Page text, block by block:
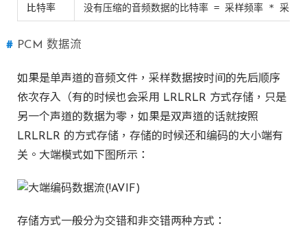
比特率 没有压缩的音频数据的比特率 = 采样频率 * 采样
PCM 数据流
如果是单声道的音频文件，采样数据按时间的先后顺序
依次存入（有的时候也会采用 LRLRLR 方式存储，只是
另一个声道的数据为零，如果是双声道的话就按照
LRLRLR 的方式存储，存储的时候还和编码的大小端有
关。大端模式如下图所示：
存储方式一般分为交错和非交错两种方式：